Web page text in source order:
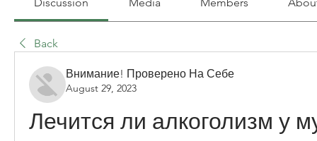
Back
Внимание! Проверено На Себе
August 29, 2023
Лечится ли алкоголизм у